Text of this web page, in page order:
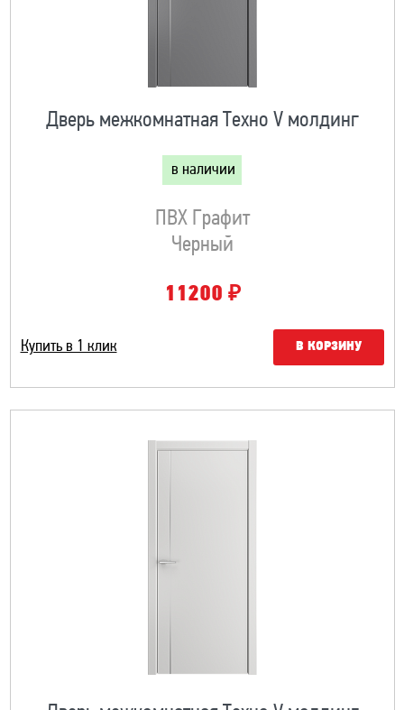
Дверь межкомнатная Техно V молдинг
в наличии
ПВХ Графит
Черный
11200 ₽
Купить в 1 клик В КОРЗИНУ